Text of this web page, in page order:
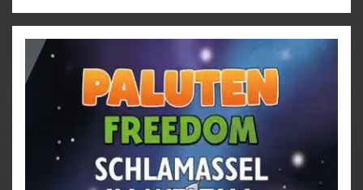
das ganze Ausmaß der Bedrohung deutlich. Nicht nur
die Raumhühner schweben in größter Gefahr, jemand
hat es auf ganz Freedom abgesehen! Unsere Freunde
müssen in die tiefsten Nebel der Galaxie reisen und
sich einem mysteriösen Feind stellen - mit dem sie
mehr als nur ein Hühnchen zu rupfen haben.